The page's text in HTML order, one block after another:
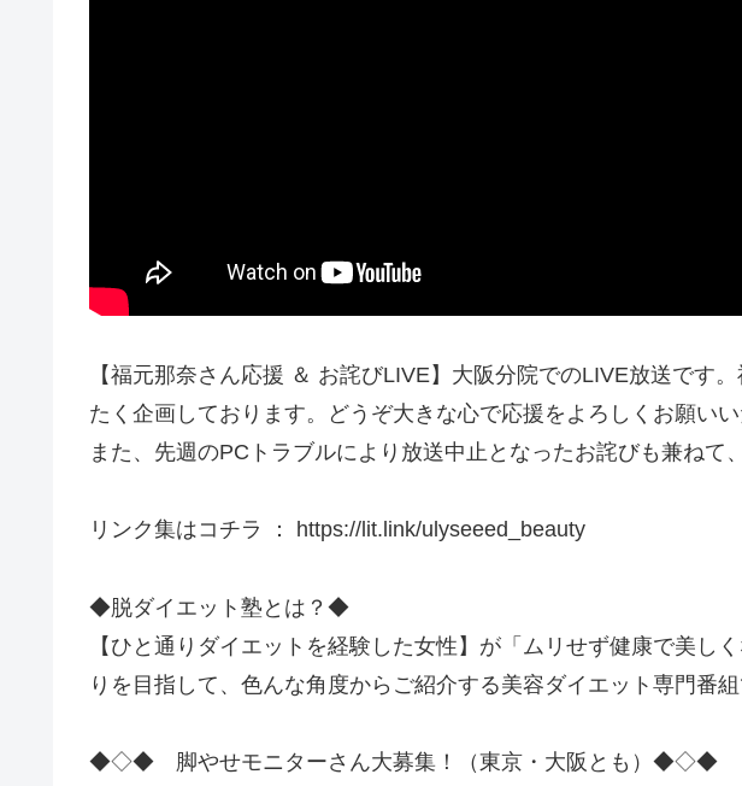
【福元那奈さん応援 ＆ お詫びLIVE】大阪分院でのLIVE放送です
たく企画しております。どうぞ大きな心で応援をよろしくお願いい
また、先週のPCトラブルにより放送中止となったお詫びも兼ね
リンク集はコチラ ： https://lit.link/ulyseeed_beauty
◆脱ダイエット塾とは？◆
【ひと通りダイエットを経験した女性】が「ムリせず健康で美
りを目指して、色んな角度からご紹介する美容ダイエット専門番組
◆◇◆ 脚やせモニターさん大募集！（東京・大阪とも）◆◇◆